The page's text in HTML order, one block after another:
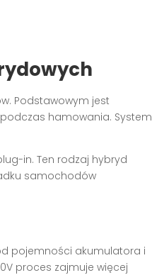
Podstawowym jest
hamowania. System
in. Ten rodzaj hybryd
samochodów
pojemności akumulatora i
proces zajmuje więcej